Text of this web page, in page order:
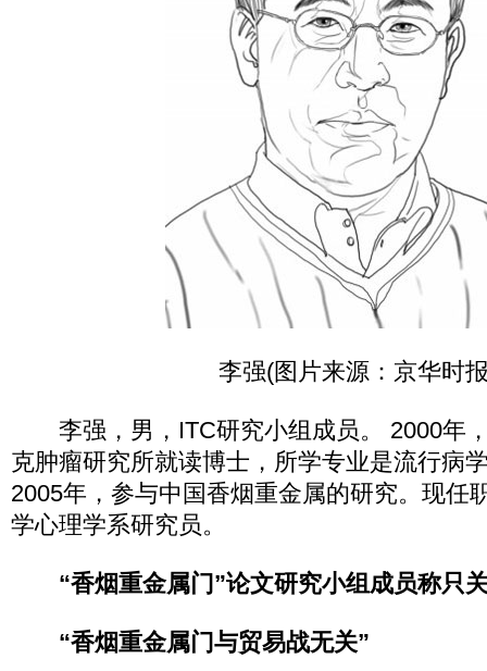
李强(图片来源：京华时
李强，男，ITC研究小组成员。 2000年
克肿瘤研究所就读博士，所学专业是流行病
2005年，参与中国香烟重金属的研究。现任
学心理学系研究员。
“香烟重金属门”论文研究小组成员称只
“香烟重金属门与贸易战无关”